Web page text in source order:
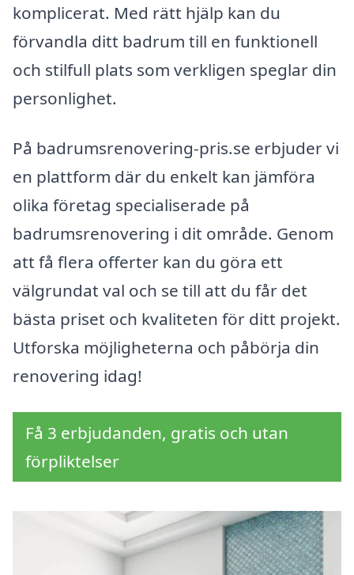
komplicerat. Med rätt hjälp kan du
förvandla ditt badrum till en funktionell
och stilfull plats som verkligen speglar din
personlighet.
På badrumsrenovering-pris.se erbjuder vi
en plattform där du enkelt kan jämföra
olika företag specialiserade på
badrumsrenovering i dit område. Genom
att få flera offerter kan du göra ett
välgrundat val och se till att du får det
bästa priset och kvaliteten för ditt projekt.
Utforska möjligheterna och påbörja din
renovering idag!
Få 3 erbjudanden, gratis och utan
förpliktelser